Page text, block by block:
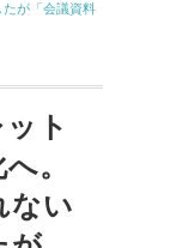
が「会議資料
ト
。
ない